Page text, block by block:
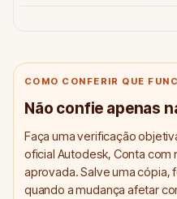
COMO CONFERIR QUE
Não confie apenas
Faça uma verificação
oficial Autodesk, Conta
aprovada. Salve uma cópia,
quando a mudança afetar